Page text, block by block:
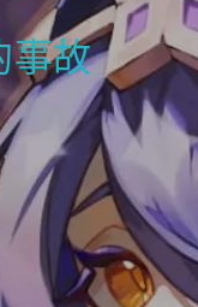
事故